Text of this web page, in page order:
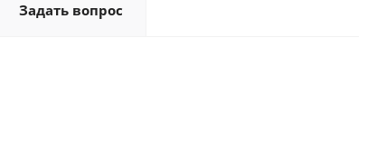
Задать вопрос